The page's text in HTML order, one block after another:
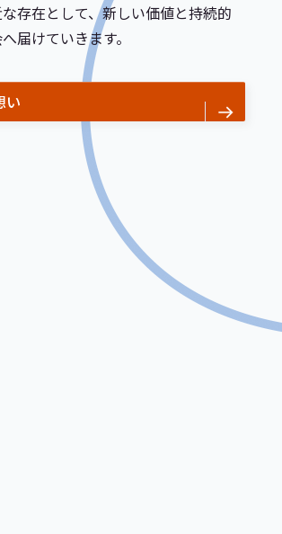
存在として、新しい価値と持続的
届けていきます。
い